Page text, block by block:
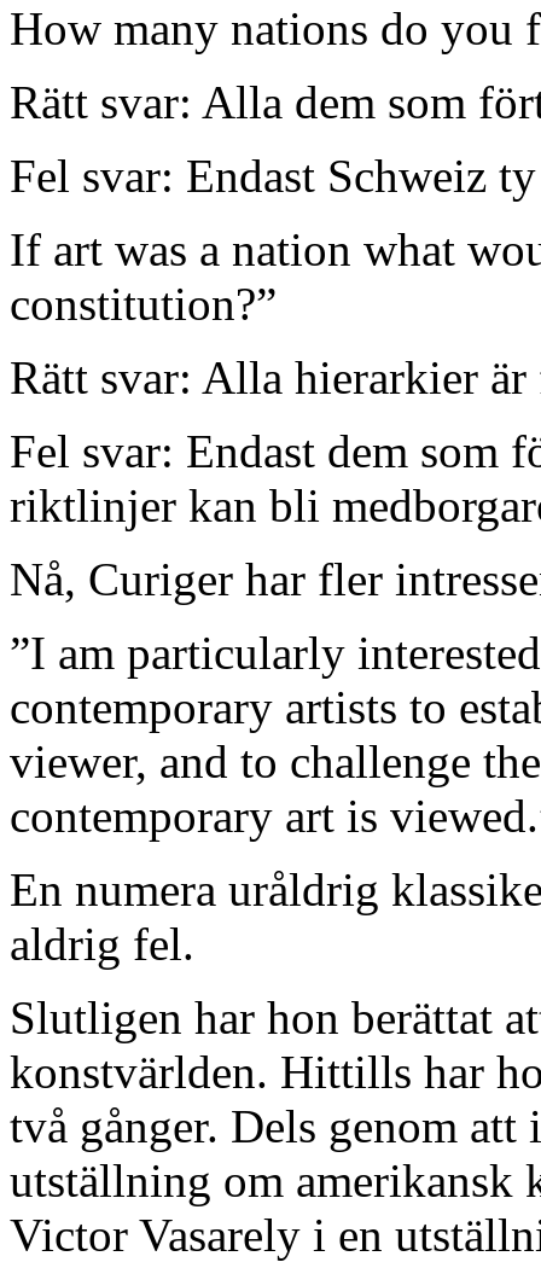
How many nations do you
Rätt svar: Alla dem som
Fel svar: Endast Schweiz
If art was a nation what
constitution?”
Rätt svar: Alla hierarkier
Fel svar: Endast dem som
riktlinjer kan bli
Nå, Curiger har fler
”I am particularly
contemporary artists to
viewer, and to challenge
contemporary art is
En numera uråldrig
aldrig fel.
Slutligen har hon berättat
konstvärlden. Hittills har
två gånger. Dels genom
utställning om amerikansk
Victor Vasarely i en